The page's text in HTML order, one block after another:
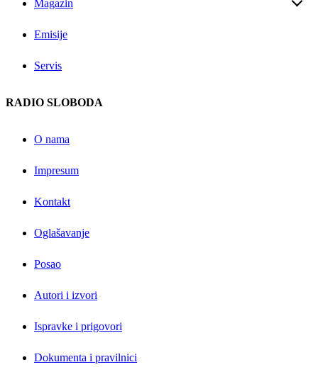
Magazin
Emisije
Servis
RADIO SLOBODA
O nama
Impresum
Kontakt
Oglašavanje
Posao
Autori i izvori
Ispravke i prigovori
Dokumenta i pravilnici